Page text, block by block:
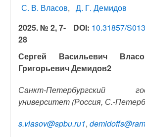
С. В. Власов
Д. Г. Демидов
DOI: 10.31857/
2025. № 2, 7-
28
Сергей Васильевич
Григорьевич Демидов2
Санкт-Петербургский
университет (Россия, С.-
s.vlasov@spbu.ru1,